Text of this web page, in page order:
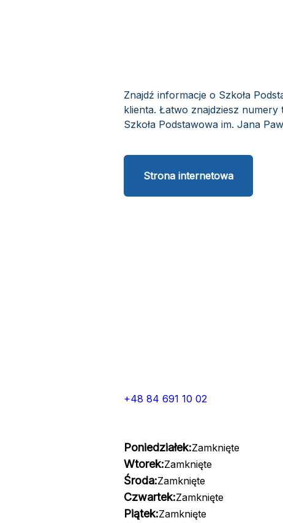
Znajdź informacje o Szkoła
klienta. Łatwo znajdziesz
Szkoła Podstawowa im. Jana
Strona internetowa
+48 84 691 10 02
Poniedziałek:Zamknięte
Wtorek:Zamknięte
Środa:Zamknięte
Czwartek:Zamknięte
Piątek:Zamknięte